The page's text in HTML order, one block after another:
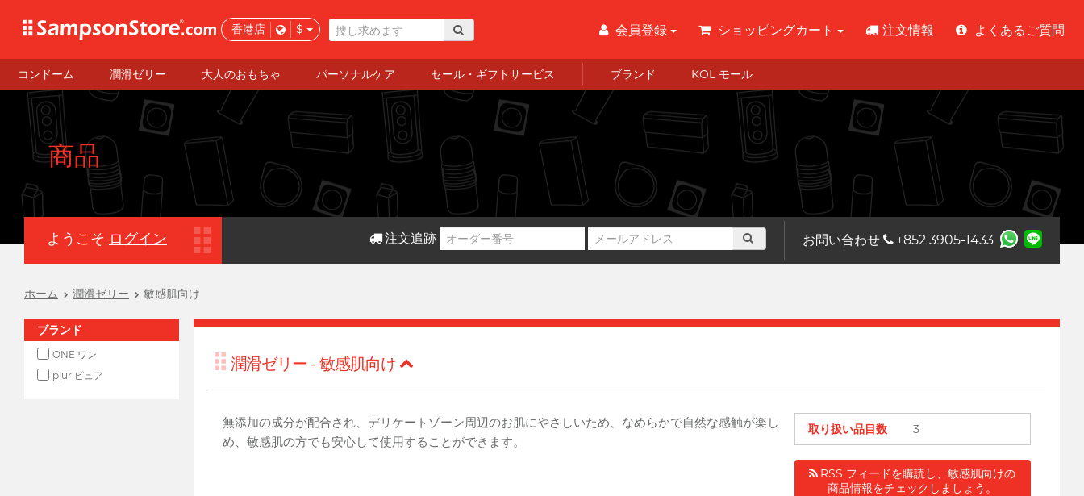
香港店 $ 会員登録 ショッピングカート 注文情報 よくあるご質問
コンドーム 潤滑ゼリー 大人のおもちゃ パーソナルケア セール・ギフトサービス ブランド KOL モール
商品
ようこそ ログイン 注文追跡 お問い合わせ +852 3905-1433
ホーム 潤滑ゼリー 敏感肌向け
ブランド
ONE ワン
pjur ピュア
潤滑ゼリー - 敏感肌向け
無添加の成分が配合され、デリケートゾーン周辺のお肌にやさしいため、なめらかで自然な感触が楽し
め、敏感肌の方でも安心して使用することができます。
取り扱い品目数 3
RSS フィードを購読し、敏感肌向けの
商品情報をチェックしましょう。